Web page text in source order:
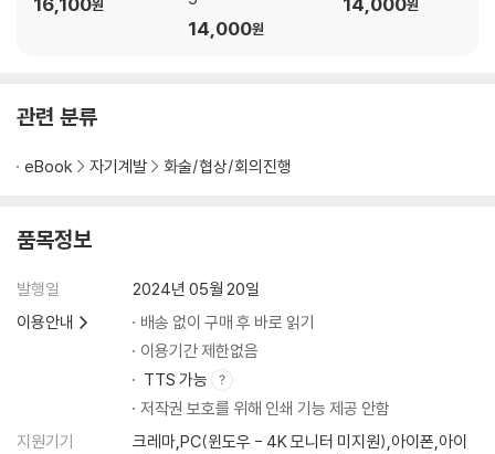
문 기술｜질문의 종류는 다섯 가지뿐｜일상생활에서도 OK! 만능 질문 기
술｜깊게 듣는 기술 ② 질문하기 전에 가설을 세운다｜배우는 기술: 질문
12장 마지막에 강한 인상을 남긴다: 언어화 사고법
｜언어화 코스트를 부담하는 입장이 되자｜언어화 사고법 ① 언어화의
참고 문헌
원
14,000원
원
관련 분류
eBook 자기계발 화술/협상/회의진행
품목정보
발행일
2024년 05월 20일
이용안내
배송 없이 구매 후 바로 읽기
이용기간 제한없음
TTS 가능
저작권 보호를 위해 인쇄 기능 제공 안함
지원기기
크레마,PC(윈도우 - 4K 모니터 미지원),아이폰,아이